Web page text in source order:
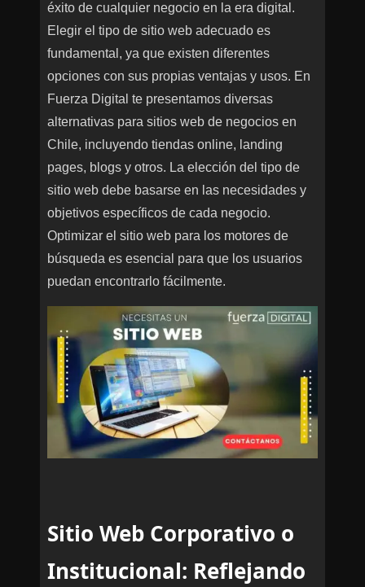
éxito de cualquier negocio en la era digital.
Elegir el tipo de sitio web adecuado es
fundamental, ya que existen diferentes
opciones con sus propias ventajas y usos. En
Fuerza Digital te presentamos diversas
alternativas para sitios web de negocios en
Chile, incluyendo tiendas online, landing
pages, blogs y otros. La elección del tipo de
sitio web debe basarse en las necesidades y
objetivos específicos de cada negocio.
Optimizar el sitio web para los motores de
búsqueda es esencial para que los usuarios
puedan encontrarlo fácilmente.
Sitio Web Corporativo o
Institucional: Reflejando